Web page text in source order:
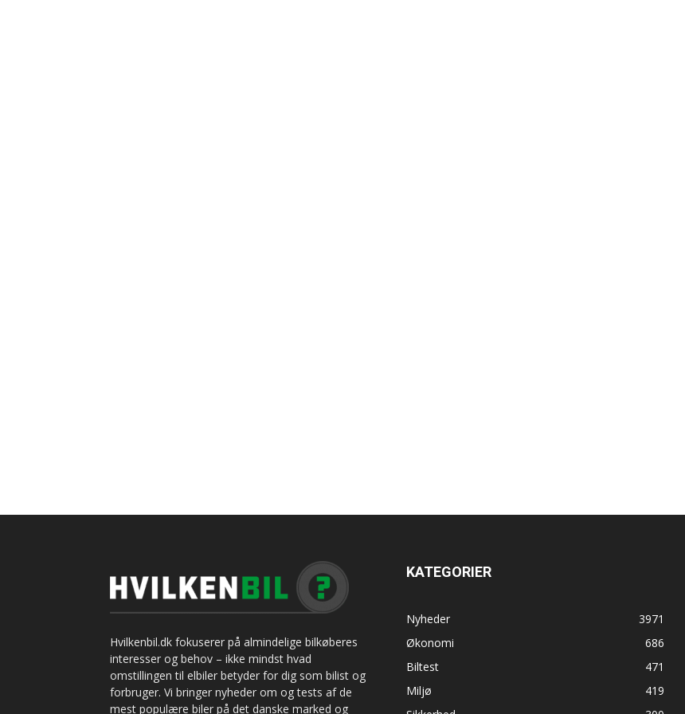
Hvilkenbil.dk fokuserer på almindelige bilkøberes
interesser og behov – ikke mindst hvad
omstillingen til elbiler betyder for dig som bilist og
forbruger. Vi bringer nyheder om og tests af de
mest populære biler på det danske marked og
KATEGORIER
Nyheder
3971
Økonomi
686
Biltest
471
Miljø
419